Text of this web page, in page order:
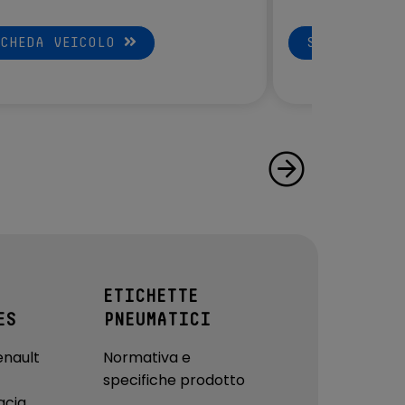
VEICOLO SCHEDA
ETICHETTE
PNEUMATICI
Normativa e
specifiche prodotto